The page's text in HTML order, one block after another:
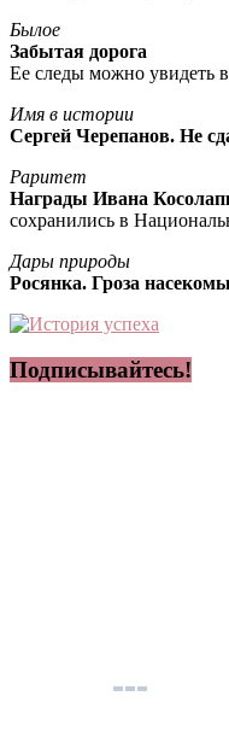
Былое
Забытая дорога
Ее следы можно увидеть
Имя в истории
Сергей Черепанов. Не
Раритет
Награды Ивана
сохранились в
Дары природы
Росянка. Гроза
Подписывайтесь!